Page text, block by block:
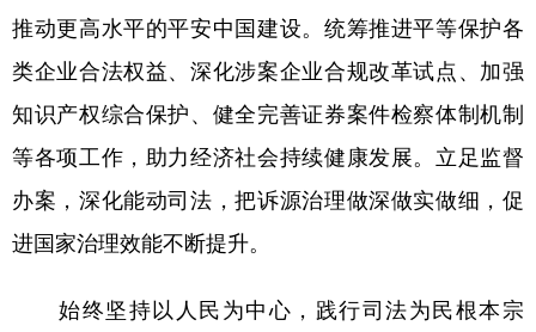
推动更高水平的平安中国建设。统筹推进平等保护各
类企业合法权益、深化涉案企业合规改革试点、加强
知识产权综合保护、健全完善证券案件检察体制机制
等各项工作，助力经济社会持续健康发展。立足监督
办案，深化能动司法，把诉源治理做深做实做细，促
进国家治理效能不断提升。
始终坚持以人民为中心，践行司法为民根本宗